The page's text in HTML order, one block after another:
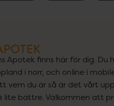
Apotek finns här för dig. Du
i norr, och online i
vem du är så är det vårt
lite bättre. Välkommen att